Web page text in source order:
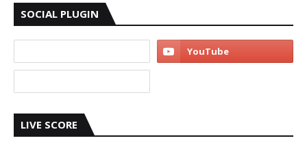
SOCIAL PLUGIN
LIVE SCORE